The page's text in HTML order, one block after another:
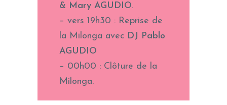
& Mary AGUDIO.
– vers 19h30 : Reprise de
la Milonga avec DJ Pablo
AGUDIO
– 00h00 : Clôture de la
Milonga.